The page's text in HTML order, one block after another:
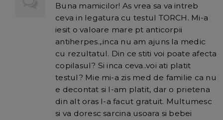
Buna mamicilor! As vrea sa va intreb
ceva in legatura cu testul TORCH. Mi-a
iesit o valoare mare pt anticorpii
antiherpes.,.inca nu am ajuns la medic
cu rezultatul. Din ce stiti voi poate afecta
copilasul? Si inca ceva..voi ati platit
testul? Mie mi-a zis med de familie ca nu
e decontat si l-am platit, dar o prietena
din alt oras l-a facut gratuit. Multumesc
si va doresc sarcina usoara si bebei